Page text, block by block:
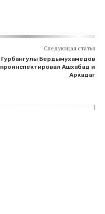
Следующая статья
Гурбангулы Бердымухамедов
проинспектировал Ашхабад и
Аркадаг